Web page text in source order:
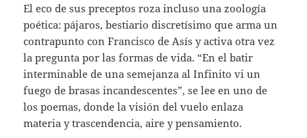
El eco de sus preceptos roza incluso una zoología
poética: pájaros, bestiario discretísimo que arma un
contrapunto con Francisco de Asís y activa otra vez
la pregunta por las formas de vida. “En el batir
interminable de una semejanza al Infinito vi un
fuego de brasas incandescentes”, se lee en uno de
los poemas, donde la visión del vuelo enlaza
materia y trascendencia, aire y pensamiento.